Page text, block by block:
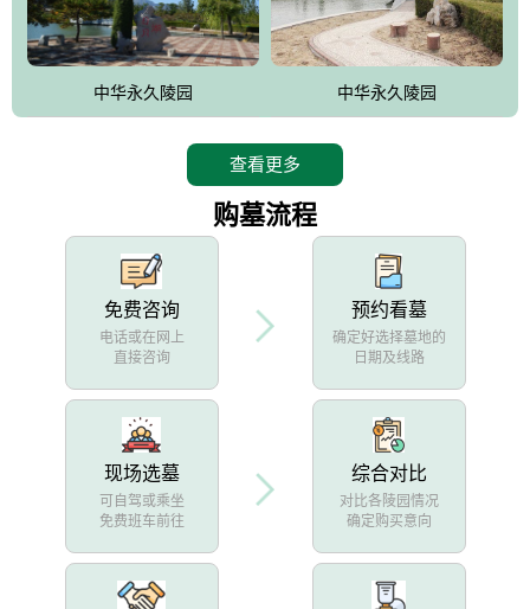
中华永久陵园 中华永久陵园
查看更多
购墓流程
免费咨询
电话或在网上
直接咨询
预约看墓
确定好选择墓地的
日期及线路
现场选墓
可自驾或乘坐
免费班车前往
综合对比
对比各陵园情况
确定购买意向